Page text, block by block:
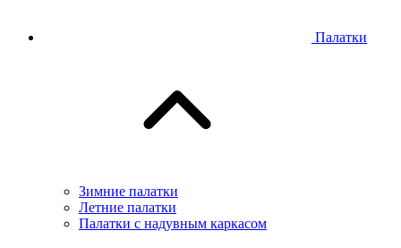
Палатки
Зимние палатки
Летние палатки
Палатки с надувным каркасом